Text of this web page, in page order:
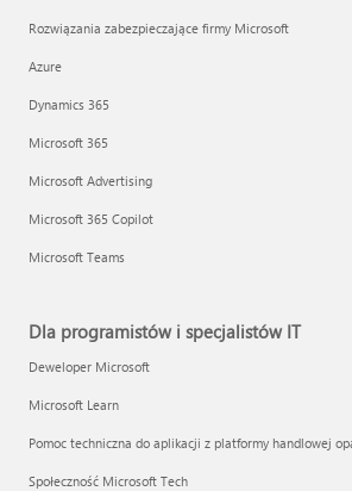
Rozwiązania zabezpieczające firmy Microsoft
Azure
Dynamics 365
Microsoft 365
Microsoft Advertising
Microsoft 365 Copilot
Microsoft Teams
Dla programistów i specjalistów IT
Deweloper Microsoft
Microsoft Learn
Pomoc techniczna do aplikacji z platformy handlowej
Społeczność Microsoft Tech